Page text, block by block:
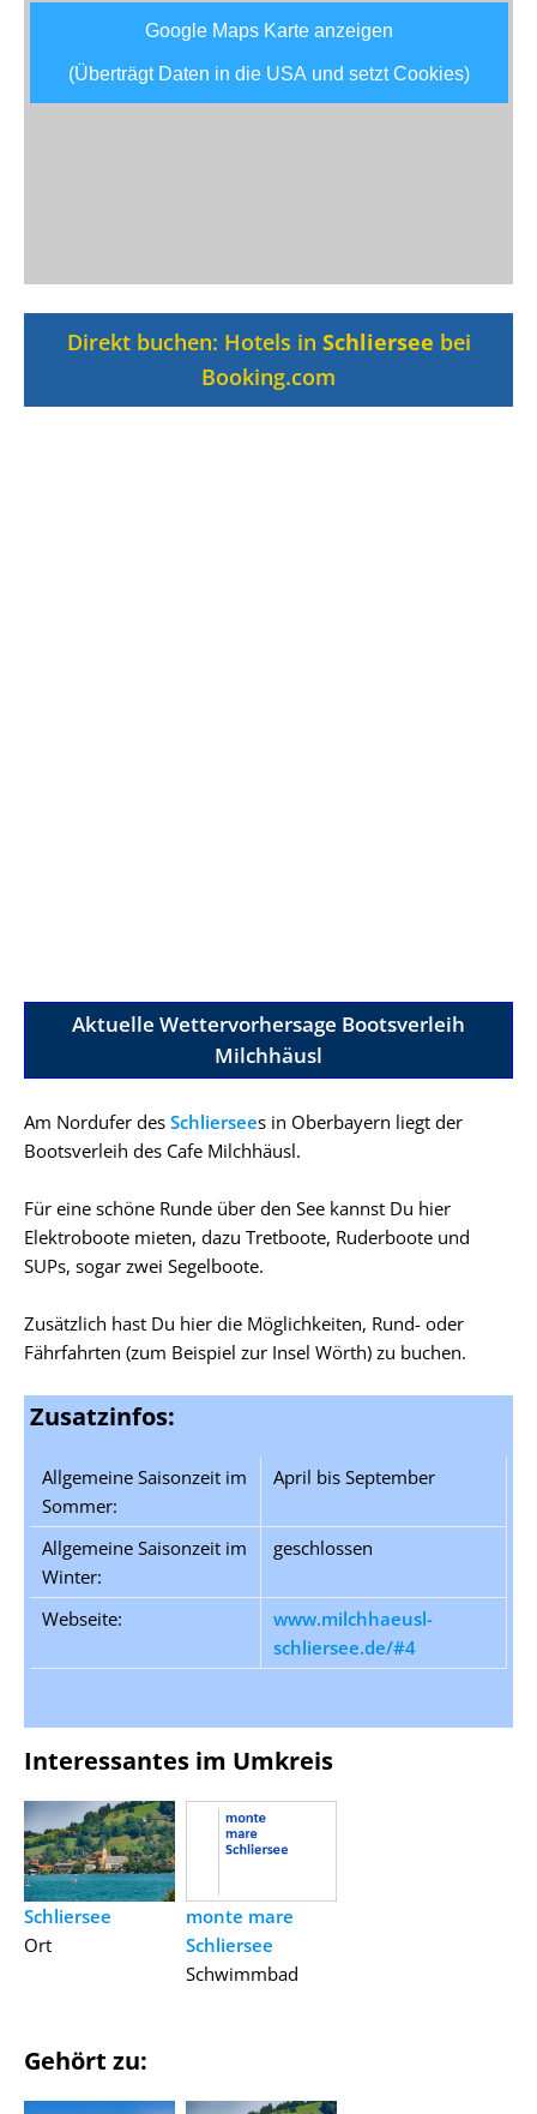
Google Maps Karte anzeigen
(Überträgt Daten in die USA und setzt Cookies)
Direkt buchen: Hotels in Schliersee bei
Booking.com
Aktuelle Wettervorhersage Bootsverleih
Milchhäusl
Am Nordufer des Schliersees in Oberbayern liegt der
Bootsverleih des Cafe Milchhäusl.
Für eine schöne Runde über den See kannst Du hier
Elektroboote mieten, dazu Tretboote, Ruderboote und
SUPs, sogar zwei Segelboote.
Zusätzlich hast Du hier die Möglichkeiten, Rund- oder
Fährfahrten (zum Beispiel zur Insel Wörth) zu buchen.
Zusatzinfos:
Allgemeine Saisonzeit im
Sommer:
April bis September
Allgemeine Saisonzeit im
Winter:
geschlossen
Webseite:
www.milchhaeusl-
schliersee.de/#4
Interessantes im Umkreis
Schliersee
Ort
monte mare
Schliersee
Schwimmbad
Gehört zu: